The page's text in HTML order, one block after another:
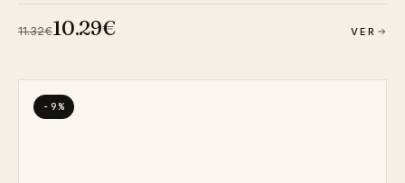
11.32€10.29€ VER
−9%